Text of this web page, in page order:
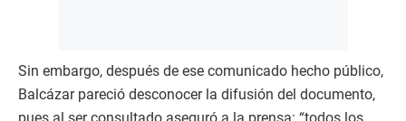
Sin embargo, después de ese comunicado hecho público,
Balcázar pareció desconocer la difusión del documento,